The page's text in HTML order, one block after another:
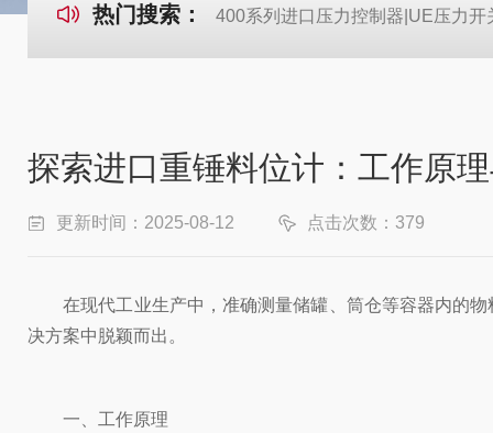
热门搜索： 400系列进口压力控制器|UE压力开
探索进口重锤料位计：工作原
更新时间：2025-08-12 点击次数：379
在现代工业生产中，准确测量储罐、筒仓等容器内的物
决方案中脱颖而出。
一、工作原理